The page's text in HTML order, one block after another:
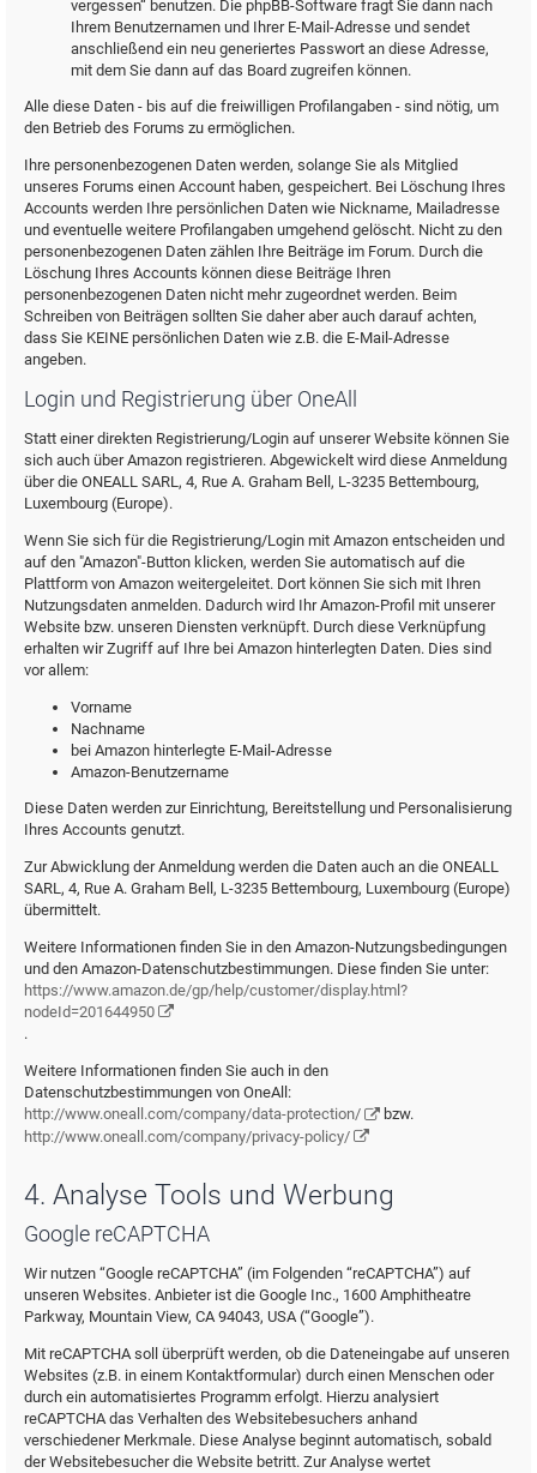
vergessen“ benutzen. Die phpBB-Software fragt Sie dann nach
Ihrem Benutzernamen und Ihrer E-Mail-Adresse und sendet
anschließend ein neu generiertes Passwort an diese Adresse,
mit dem Sie dann auf das Board zugreifen können.
Alle diese Daten - bis auf die freiwilligen Profilangaben - sind nötig, um
den Betrieb des Forums zu ermöglichen.
Ihre personenbezogenen Daten werden, solange Sie als Mitglied
unseres Forums einen Account haben, gespeichert. Bei Löschung Ihres
Accounts werden Ihre persönlichen Daten wie Nickname, Mailadresse
und eventuelle weitere Profilangaben umgehend gelöscht. Nicht zu den
personenbezogenen Daten zählen Ihre Beiträge im Forum. Durch die
Löschung Ihres Accounts können diese Beiträge Ihren
personenbezogenen Daten nicht mehr zugeordnet werden. Beim
Schreiben von Beiträgen sollten Sie daher aber auch darauf achten,
dass Sie KEINE persönlichen Daten wie z.B. die E-Mail-Adresse
angeben.
Login und Registrierung über OneAll
Statt einer direkten Registrierung/Login auf unserer Website können Sie
sich auch über Amazon registrieren. Abgewickelt wird diese Anmeldung
über die ONEALL SARL, 4, Rue A. Graham Bell, L-3235 Bettembourg,
Luxembourg (Europe).
Wenn Sie sich für die Registrierung/Login mit Amazon entscheiden und
auf den "Amazon"-Button klicken, werden Sie automatisch auf die
Plattform von Amazon weitergeleitet. Dort können Sie sich mit Ihren
Nutzungsdaten anmelden. Dadurch wird Ihr Amazon-Profil mit unserer
Website bzw. unseren Diensten verknüpft. Durch diese Verknüpfung
erhalten wir Zugriff auf Ihre bei Amazon hinterlegten Daten. Dies sind
vor allem:
Vorname
Nachname
bei Amazon hinterlegte E-Mail-Adresse
Amazon-Benutzername
Diese Daten werden zur Einrichtung, Bereitstellung und Personalisierung
Ihres Accounts genutzt.
Zur Abwicklung der Anmeldung werden die Daten auch an die ONEALL
SARL, 4, Rue A. Graham Bell, L-3235 Bettembourg, Luxembourg (Europe)
übermittelt.
Weitere Informationen finden Sie in den Amazon-Nutzungsbedingungen
und den Amazon-Datenschutzbestimmungen. Diese finden Sie unter:
https://www.amazon.de/gp/help/customer/display.html?
nodeId=201644950
.
Weitere Informationen finden Sie auch in den
Datenschutzbestimmungen von OneAll:
http://www.oneall.com/company/data-protection/
bzw.
http://www.oneall.com/company/privacy-policy/
4. Analyse Tools und Werbung
Google reCAPTCHA
Wir nutzen “Google reCAPTCHA” (im Folgenden “reCAPTCHA”) auf
unseren Websites. Anbieter ist die Google Inc., 1600 Amphitheatre
Parkway, Mountain View, CA 94043, USA (“Google”).
Mit reCAPTCHA soll überprüft werden, ob die Dateneingabe auf unseren
Websites (z.B. in einem Kontaktformular) durch einen Menschen oder
durch ein automatisiertes Programm erfolgt. Hierzu analysiert
reCAPTCHA das Verhalten des Websitebesuchers anhand
verschiedener Merkmale. Diese Analyse beginnt automatisch, sobald
der Websitebesucher die Website betritt. Zur Analyse wertet